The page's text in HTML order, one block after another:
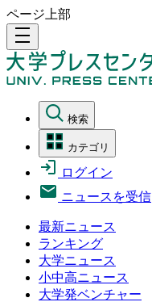
ページ上部
density_medium
検索
カテゴリ
ログイン
ニュースを受信
最新ニュース
ランキング
大学ニュース
小中高ニュース
大学発ベンチャー